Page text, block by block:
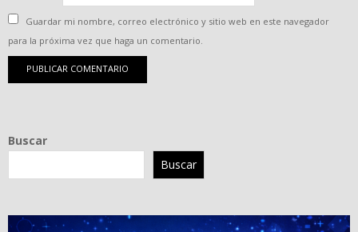
Guardar mi nombre, correo electrónico y sitio web en este navegador
para la próxima vez que haga un comentario.
Buscar
Buscar